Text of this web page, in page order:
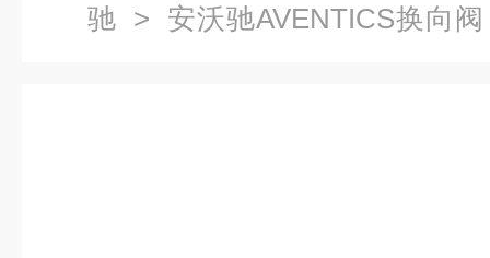
驰 > 安沃驰AVENTICS换向阀